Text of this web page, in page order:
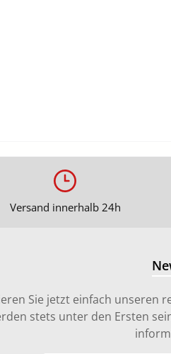
Versand innerhalb 24h
Sie jetzt einfach unseren
stets unter den Ersten